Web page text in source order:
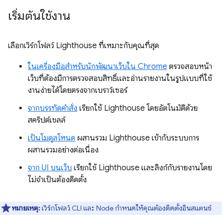
เริ่มต้นใช้งาน
เลือกเวิร์กโฟลว์ Lighthouse ที่เหมาะกับคุณที่สุด
ในเครื่องมือสำหรับนักพัฒนาเว็บใน Chrome ตรวจสอบหน้า
เว็บที่ต้องมีการตรวจสอบสิทธิ์และอ่านรายงานในรูปแบบที่ใช้
งานง่ายได้โดยตรงจากเบราว์เซอร์
จากบรรทัดคำสั่ง เรียกใช้ Lighthouse โดยอัตโนมัติด้วย
สคริปต์เชลล์
เป็นโมดูลโหนด ผสานรวม Lighthouse เข้ากับระบบการ
ผสานรวมอย่างต่อเนื่อง
จาก UI บนเว็บ เรียกใช้ Lighthouse และลิงก์กับรายงานโดย
ไม่จำเป็นต้องติดตั้ง
หมายเหตุ:เวิร์กโฟลว์ CLI และ Node กำหนดให้คุณต้องติดตั้งอินสแตนซ์